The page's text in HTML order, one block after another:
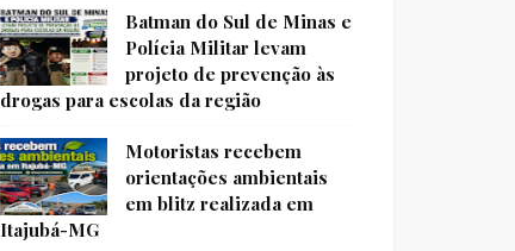
Batman do Sul de Minas e
Polícia Militar levam
projeto de prevenção às
drogas para escolas da região
Motoristas recebem
orientações ambientais
em blitz realizada em
Itajubá-MG